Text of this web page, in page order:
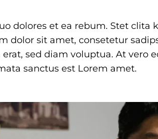
dolores et ea rebum. Stet
dolor sit amet, consetetur
sed diam voluptua. At vero
sanctus est Lorem amet.